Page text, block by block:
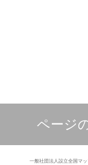
ページ
一般社団法人設立全国マ